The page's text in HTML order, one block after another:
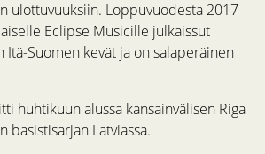
ulottuvuuksiin. Loppuvuodesta 2017
Eclipse Musicille julkaissut
Suomen kevät ja on salaperäinen
huhtikuun alussa kansainvälisen Riga
basistisarjan Latviassa.